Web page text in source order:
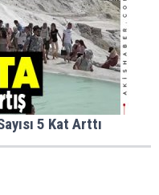
5 Kat Arttı